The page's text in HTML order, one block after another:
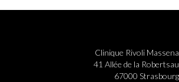
Clinique Rivoli Massena
41 Allée de la Robertsau
67000 Strasbourg